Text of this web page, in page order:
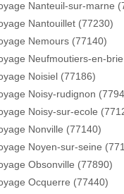
Nanteuil-sur-marne
Nantouillet (77230)
Nemours (77140)
Neufmoutiers-en-
Noisiel (77186)
Noisy-rudignon
Noisy-sur-ecole
Nonville (77140)
Noyen-sur-seine
Obsonville (77890)
Ocquerre (77440)